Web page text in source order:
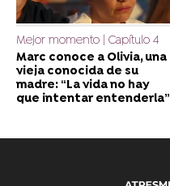
Mejor momento | Capítulo 4
Marc conoce a Olivia, una
vieja conocida de su
madre: “La vida no hay
que intentar entenderla”